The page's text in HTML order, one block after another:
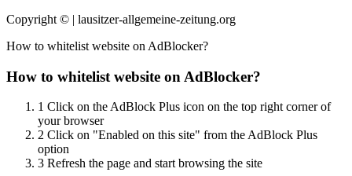
Copyright © | lausitzer-allgemeine-zeitung.org
How to whitelist website on AdBlocker?
How to whitelist website on AdBlocker?
1 Click on the AdBlock Plus icon on the top right corner of
your browser
2 Click on "Enabled on this site" from the AdBlock Plus
option
3 Refresh the page and start browsing the site